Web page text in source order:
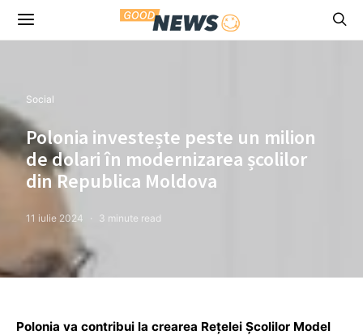
Social
Polonia investește peste un milion
de dolari în modernizarea școlilor
din Republica Moldova
11 iulie 2024 3 minute read
Polonia va contribui la crearea Rețelei Școlilor Model